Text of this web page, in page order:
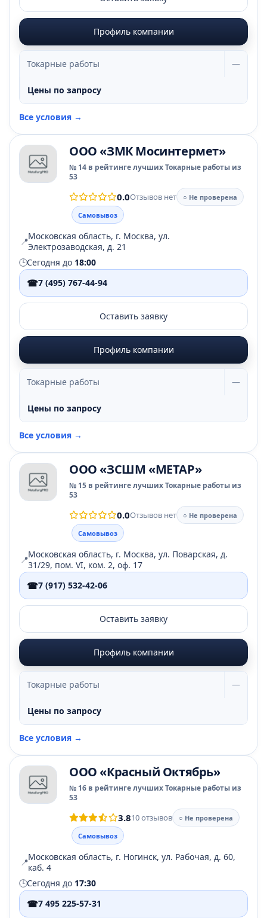
Профиль компании
Токарные работы —
Цены по запросу
Все условия →
ООО «ЗМК Мосинтермет»
№ 14 в рейтинге лучших Токарные работы из
53
0.0Отзывов нет
○ Не проверена
Самовывоз
📍Московская область, г. Москва, ул.
Электрозаводская, д. 21
🕒Сегодня до 18:00
☎7 (495) 767-44-94
Оставить заявку
Профиль компании
Токарные работы —
Цены по запросу
Все условия →
ООО «ЗСШМ «МЕТАР»
№ 15 в рейтинге лучших Токарные работы из
53
0.0Отзывов нет
○ Не проверена
Самовывоз
📍Московская область, г. Москва, ул. Поварская, д.
31/29, пом. VI, ком. 2, оф. 17
☎7 (917) 532-42-06
Оставить заявку
Профиль компании
Токарные работы —
Цены по запросу
Все условия →
ООО «Красный Октябрь»
№ 16 в рейтинге лучших Токарные работы из
53
3.810 отзывов
○ Не проверена
Самовывоз
📍Московская область, г. Ногинск, ул. Рабочая, д. 60,
каб. 4
🕒Сегодня до 17:30
☎7 495 225-57-31